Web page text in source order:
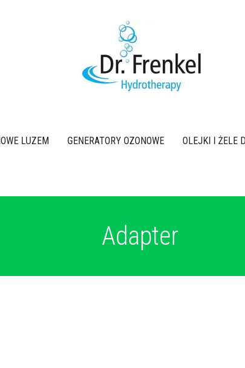
LUZEM GENERATORY OZONOWE OLEJKI I ŻELE
Adapter